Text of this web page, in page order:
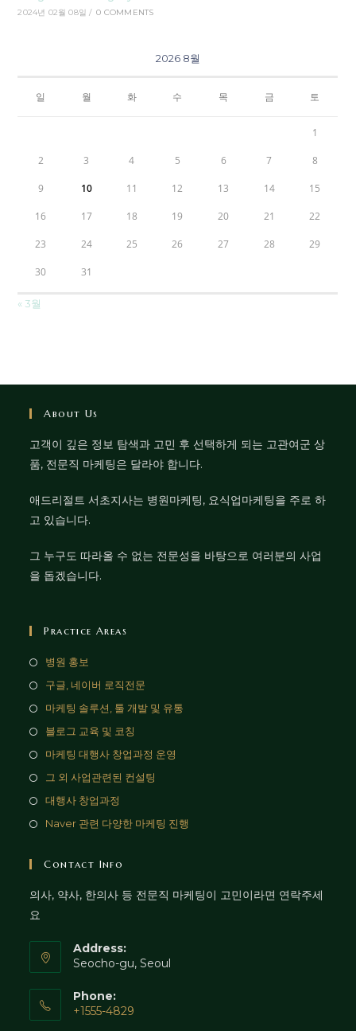
2024년 02월 08일 / 0 COMMENTS
2026 8월
일 월 화 수 목 금 토
1
2 3 4 5 6 7 8
9 10 11 12 13 14 15
16 17 18 19 20 21 22
23 24 25 26 27 28 29
30 31
« 3월
About Us
고객이 깊은 정보 탐색과 고민 후 선택하게 되는 고관여군 상
품, 전문직 마케팅은 달라야 합니다.
애드리절트 서초지사는 병원마케팅, 요식업마케팅을 주로 하
고 있습니다.
그 누구도 따라올 수 없는 전문성을 바탕으로 여러분의 사업
을 돕겠습니다.
Practice Areas
병원 홍보
구글, 네이버 로직전문
마케팅 솔루션, 툴 개발 및 유통
블로그 교육 및 코칭
마케팅 대행사 창업과정 운영
그 외 사업관련된 컨설팅
대행사 창업과정
Naver 관련 다양한 마케팅 진행
Contact Info
의사, 약사, 한의사 등 전문직 마케팅이 고민이라면 연락주세
요
Address:
Seocho-gu, Seoul
Phone:
+1555-4829